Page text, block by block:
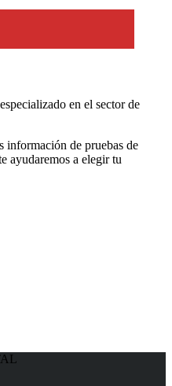
en el sector de
información de pruebas de
ayudaremos a elegir tu